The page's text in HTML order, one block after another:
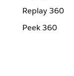
Replay 360
Peek 360